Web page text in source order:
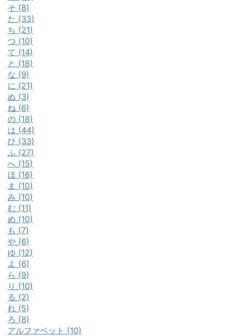
そ (8)
た (33)
ち (21)
つ (10)
て (14)
と (18)
な (9)
に (21)
ぬ (3)
ね (6)
の (18)
は (44)
ひ (33)
ふ (27)
へ (15)
ほ (16)
ま (10)
み (10)
む (11)
め (10)
も (7)
や (6)
ゆ (12)
よ (6)
ら (9)
り (10)
る (2)
れ (5)
ろ (8)
アルファベット (10)